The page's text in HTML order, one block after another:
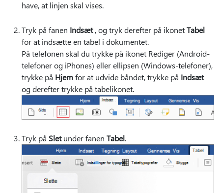
have, at linjen skal vises.
Tryk på fanen Indsæt, og tryk derefter på ikonetTabel
for at indsætte en tabel i dokumentet.
På telefonen skal du trykke på ikonet Rediger (Android-
telefoner og iPhones) eller ellipsen (Windows-telefoner),
trykke på Hjemfor at udvide båndet, trykke på Indsæt
og derefter trykke på tabelikonet.
Tryk på Sletunder fanen Tabel.